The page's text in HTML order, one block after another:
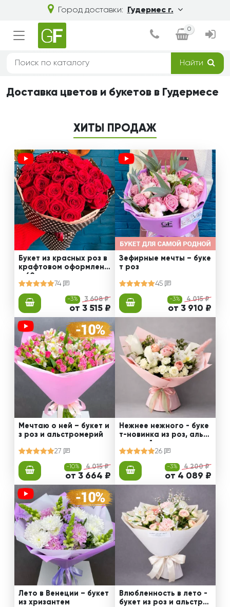
Город доставки: Гудермес г.
0
Найти
Доставка цветов и букетов в Гудермесе
ХИТЫ ПРОДАЖ
Букет из красных роз в
крафтовом оформлени
и 60 см
74
-3% 3 608 ₽
от 3 515 ₽
Зефирные мечты – буке
т роз
45
-3% 4 015 ₽
от 3 910 ₽
Мечтаю о ней – букет и
з роз и альстромерий
27
-10% 4 015 ₽
от 3 664 ₽
Нежнее нежного - буке
т-новинка из роз, альст
ромерий и калл
26
-3% 4 200 ₽
от 4 089 ₽
Лето в Венеции – букет
из хризантем
Влюбленность в лето -
букет из роз и альстро